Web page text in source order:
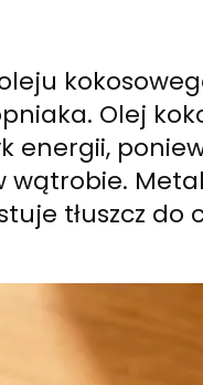
Olej
energii,
wątrobie.
tłuszcz do